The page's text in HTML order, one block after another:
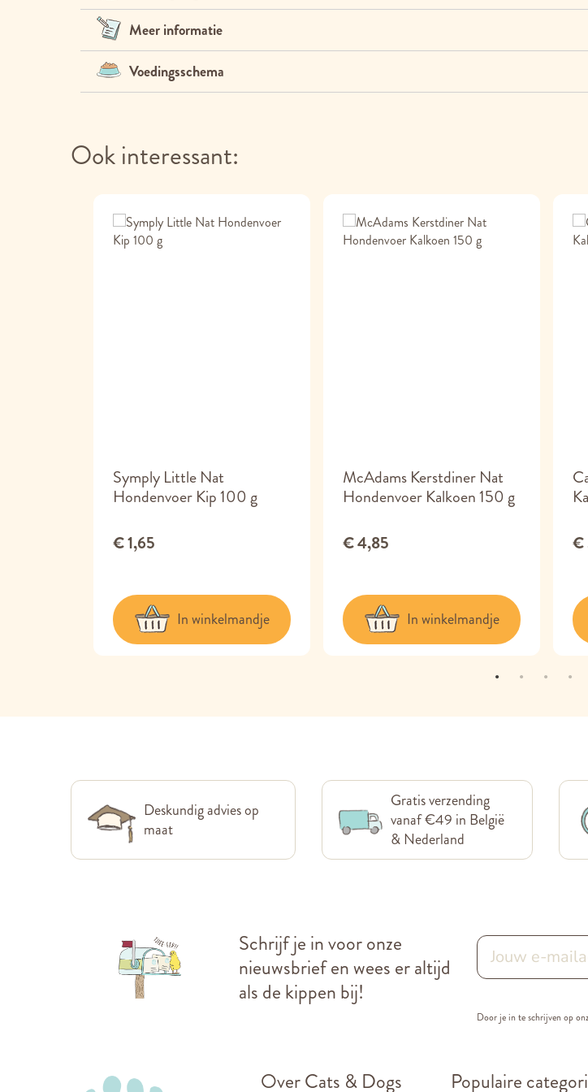
Meer informatie
Voedingsschema
Ook interessant:
Symply Little Nat
Hondenvoer Kip 100 g
€ 1,65
In winkelmandje
McAdams Kerstdiner Nat
Hondenvoer Kalkoen 150 g
€ 4,85
In winkelmandje
€
Deskundig advies op
maat
Gratis verzending
vanaf €49 in België
& Nederland
Schrijf je in voor onze
nieuwsbrief en wees er altijd
als de kippen bij!
Door je in te schrijven op
Over Cats & Dogs Populaire